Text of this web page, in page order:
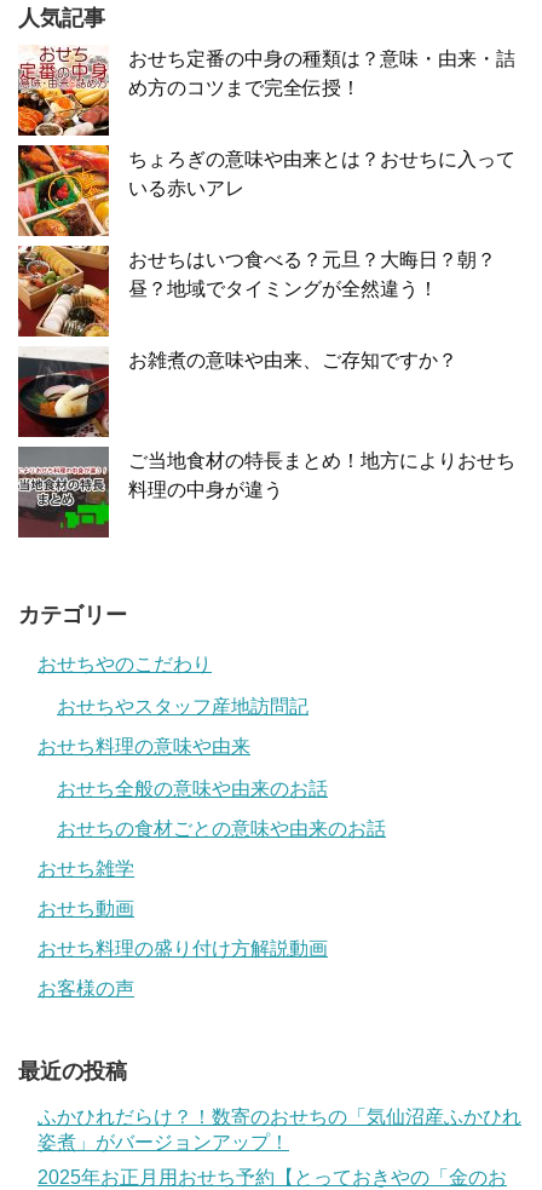
人気記事
おせち定番の中身の種類は？意味・由来・詰
め方のコツまで完全伝授！
ちょろぎの意味や由来とは？おせちに入って
いる赤いアレ
おせちはいつ食べる？元旦？大晦日？朝？
昼？地域でタイミングが全然違う！
お雑煮の意味や由来、ご存知ですか？
ご当地食材の特長まとめ！地方によりおせち
料理の中身が違う
カテゴリー
おせちやのこだわり
おせちやスタッフ産地訪問記
おせち料理の意味や由来
おせち全般の意味や由来のお話
おせちの食材ごとの意味や由来のお話
おせち雑学
おせち動画
おせち料理の盛り付け方解説動画
お客様の声
最近の投稿
ふかひれだらけ？！数寄のおせちの「気仙沼産ふかひれ
姿煮」がバージョンアップ！
2025年お正月用おせち予約【とっておきやの「金のお